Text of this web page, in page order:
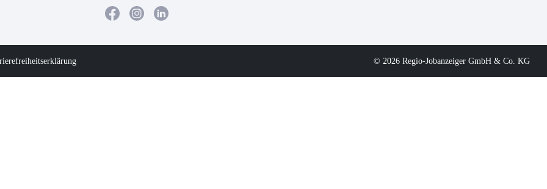
© 2026 Regio-Jobanzeiger GmbH & Co. KG